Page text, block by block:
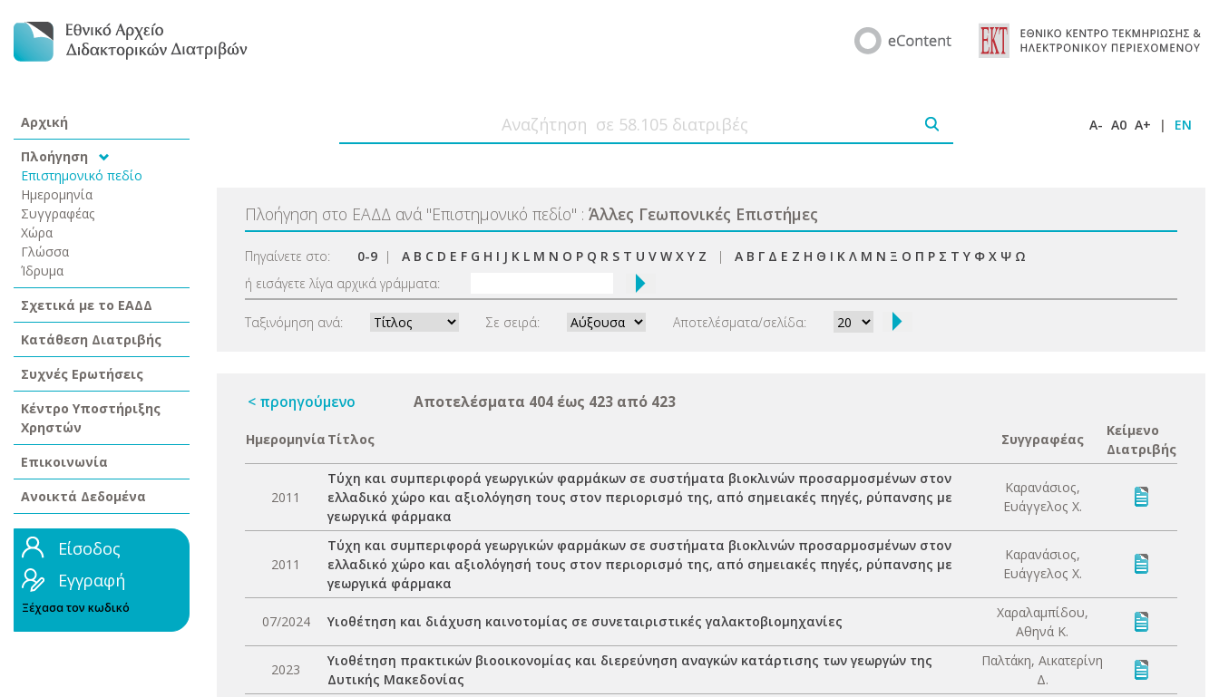
Αρχική
Πλοήγηση
Επιστημονικό πεδίο
Ημερομηνία
Συγγραφέας
Χώρα
Γλώσσα
Ίδρυμα
Σχετικά με το ΕΑΔΔ
Κατάθεση Διατριβής
Συχνές Ερωτήσεις
Κέντρο Υποστήριξης
Χρηστών
Επικοινωνία
Ανοικτά Δεδομένα
Είσοδος
Εγγραφή
Ξέχασα τον κωδικό
A- A0 A+ | EN
Πλοήγηση στο ΕΑΔΔ ανά "Επιστημονικό πεδίο" : Άλλες Γεωπονικές Επιστήμες
Πηγαίνετε στο: 0-9 | A B C D E F G H I J K L M N O P Q R S T U V W X Y Z | Α Β Γ Δ Ε Ζ Η Θ Ι Κ Λ Μ Ν Ξ Ο Π Ρ Σ Τ Υ Φ Χ Ψ Ω
ή εισάγετε λίγα αρχικά γράμματα:
Ταξινόμηση ανά: Σε σειρά: Αποτελέσματα/σελίδα:
< προηγούμενο Αποτελέσματα 404 έως 423 από 423
Ημερομηνία Τίτλος Συγγραφέας
Κείμενο
Διατριβής
2011
Τύχη και συμπεριφορά γεωργικών φαρμάκων σε συστήματα βιοκλινών προσαρμοσμένων στον
ελλαδικό χώρο και αξιολόγηση τους στον περιορισμό της, από σημειακές πηγές, ρύπανσης με
γεωργικά φάρμακα
Καρανάσιος,
Ευάγγελος Χ.
2011
Τύχη και συμπεριφορά γεωργικών φαρμάκων σε συστήματα βιοκλινών προσαρμοσμένων στον
ελλαδικό χώρο και αξιολόγησή τους στον περιορισμό της, από σημειακές πηγές, ρύπανσης με
γεωργικά φάρμακα
Καρανάσιος,
Ευάγγελος Χ.
07/2024 Υιοθέτηση και διάχυση καινοτομίας σε συνεταιριστικές γαλακτοβιομηχανίες
Χαραλαμπίδου,
Αθηνά Κ.
2023
Υιοθέτηση πρακτικών βιοοικονομίας και διερεύνηση αναγκών κατάρτισης των γεωργών της
Δυτικής Μακεδονίας
Παλτάκη, Αικατερίνη
Δ.